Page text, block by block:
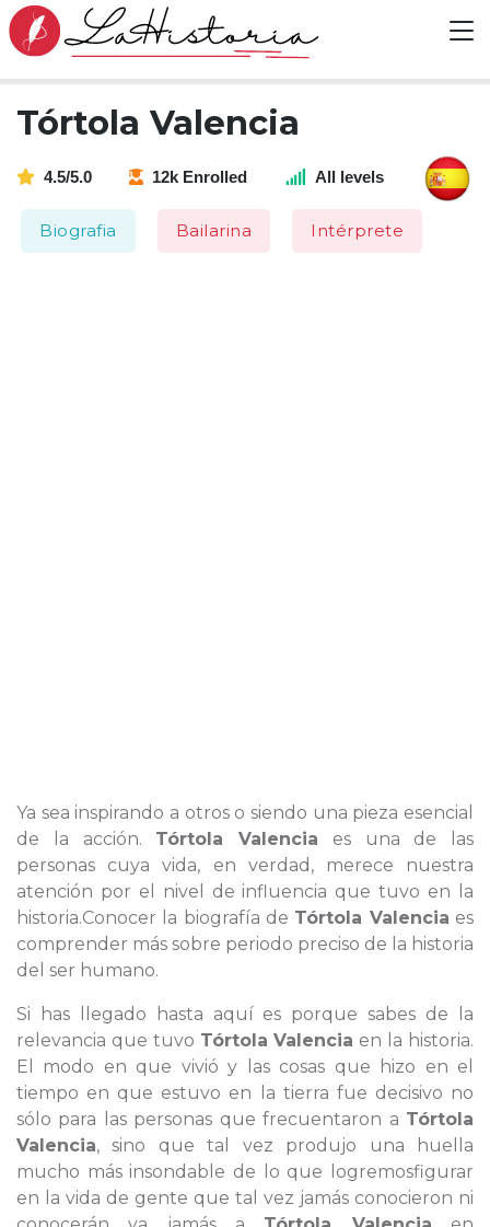
Tórtola Valencia
4.5/5.0 12k Enrolled All levels
Biografia Bailarina Intérprete
Ya sea inspirando a otros o siendo una pieza esencial
de la acción. Tórtola Valencia es una de las
personas cuya vida, en verdad, merece nuestra
atención por el nivel de influencia que tuvo en la
historia.Conocer la biografía de Tórtola Valencia es
comprender más sobre periodo preciso de la historia
del ser humano.
Si has llegado hasta aquí es porque sabes de la
relevancia que tuvo Tórtola Valencia en la historia.
El modo en que vivió y las cosas que hizo en el
tiempo en que estuvo en la tierra fue decisivo no
sólo para las personas que frecuentaron a Tórtola
Valencia, sino que tal vez produjo una huella
mucho más insondable de lo que logremosfigurar
en la vida de gente que tal vez jamás conocieron ni